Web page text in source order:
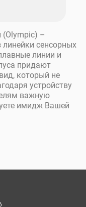
(Olympic) –
сенсорных
линии и
придают
который не
устройству
важную
имидж Вашей